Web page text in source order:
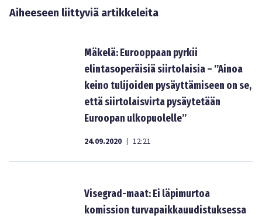
Aiheeseen liittyviä artikkeleita
Mäkelä: Eurooppaan pyrkii
elintasoperäisiä siirtolaisia – ”Ainoa
keino tulijoiden pysäyttämiseen on se,
että siirtolaisvirta pysäytetään
Euroopan ulkopuolelle”
24.09.2020 | 12:21
Visegrad-maat: Ei läpimurtoa
komission turvapaikkauudistuksessa